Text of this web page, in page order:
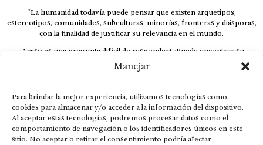
Manejar
Para brindar la mejor experiencia, utilizamos tecnologías como
cookies para almacenar y/o acceder a la información del dispositivo.
Al aceptar estas tecnologías, podremos procesar datos como el
comportamiento de navegación o los identificadores únicos en este
sitio. No aceptar o retirar el consentimiento podría afectar
“La humanidad todavía puede pensar que existen arquetipos,
estereotipos, comunidades, subculturas, minorías, fronteras y diásporas,
con la finalidad de justificar su relevancia en el mundo.
¿Acaso es una pregunta difícil de responder? ¿Puede encontrar su
respuesta al instante, otorgando al receptor cuestionado espacio y
velocidad suficiente para responder correctamente? De no ser así, el que
El concepto de familia no está limitado exclusivamente a la sangre; seres
que surgen en nuestro diario vivir suelen pesar más que los
emparentados. Más bien, el apego de estas dos versiones de seres
queridos mueve ideales provenientes de sus vivencias.